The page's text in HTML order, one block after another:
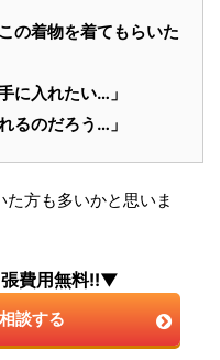
の着物を着てもらいた
に入れたい…」
るのだろう…」
方も多いかと思いま
費用無料!!▼
談する